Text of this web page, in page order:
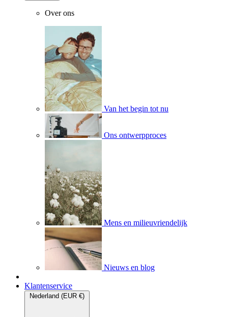
Over ons
Van het begin tot nu
Ons ontwerpproces
Mens en milieuvriendelijk
Nieuws en blog
Klantenservice
Nederland (EUR €)